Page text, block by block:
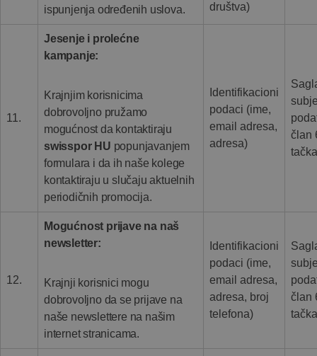
ispunjenja određenih uslova.
društva)
11.
Jesenje i prolećne
kampanje:
Krajnjim korisnicima
dobrovoljno pružamo
mogućnost da kontaktiraju
swisspor HU popunjavanjem
formulara i da ih naše kolege
kontaktiraju u slučaju aktuelnih
periodičnih promocija.
Identifikacioni
podaci (ime,
email adresa,
adresa)
član
12.
Mogućnost prijave na naš
newsletter:
Krajnji korisnici mogu
dobrovoljno da se prijave na
naše newslettere na našim
internet stranicama.
Identifikacioni
podaci (ime,
email adresa,
adresa, broj
telefona)
član